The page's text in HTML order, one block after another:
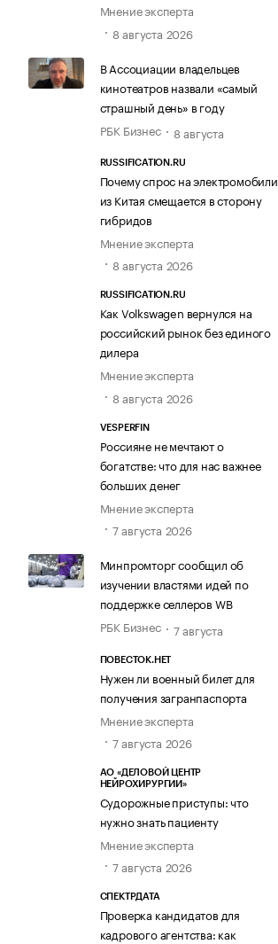
Мнение эксперта
8 августа 2026
В Ассоциации владельцев
кинотеатров назвали «самый
страшный день» в году
РБК Бизнес
8 августа
RUSSIFICATION.RU
Почему спрос на электромобили
из Китая смещается в сторону
гибридов
Мнение эксперта
8 августа 2026
RUSSIFICATION.RU
Как Volkswagen вернулся на
российский рынок без единого
дилера
Мнение эксперта
8 августа 2026
VESPERFIN
Россияне не мечтают о
богатстве: что для нас важнее
больших денег
Мнение эксперта
7 августа 2026
Минпромторг сообщил об
изучении властями идей по
поддержке селлеров WB
РБК Бизнес
7 августа
ПОВЕСТОК.НЕТ
Нужен ли военный билет для
получения загранпаспорта
Мнение эксперта
7 августа 2026
АО «ДЕЛОВОЙ ЦЕНТР
НЕЙРОХИРУРГИИ»
Судорожные приступы: что
нужно знать пациенту
Мнение эксперта
7 августа 2026
СПЕКТРДАТА
Проверка кандидатов для
кадрового агентства: как